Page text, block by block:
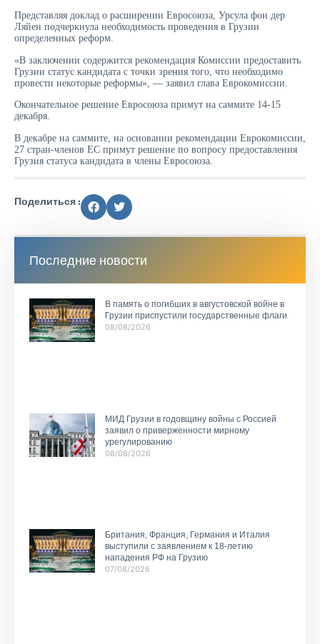
Представляя доклад о расширении Евросоюза, Урсула фон дер
Ляйен подчеркнула необходимость проведения в Грузии
определенных реформ.
«В заключении содержится рекомендация Комиссии предоставить
Грузии статус кандидата с точки зрения того, что необходимо
провести некоторые реформы», — заявил глава Еврокомиссии.
Окончательное решение Евросоюза примут на саммите 14-15
декабря.
В декабре на саммите, на основании рекомендации Еврокомиссии,
27 стран-членов ЕС примут решение по вопросу предоставления
Грузия статуса кандидата в члены Евросоюза.
Поделиться :
Последние новости
В память о погибших в августовской войне в
Грузии приспустили государственные флаги
08/08/2026
МИД Грузии в годовщину войны с Россией
заявил о приверженности мирному
урегулированию
08/08/2026
Британия, Франция, Германия и Италия
выступили с заявлением к 18-летию
нападения РФ на Грузию
07/08/2026